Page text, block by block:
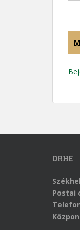
DRHE
Postai